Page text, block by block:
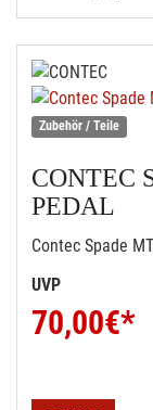
Zubehör / Teile
CONTEC
PEDAL
Contec Spade
UVP
70,00€*